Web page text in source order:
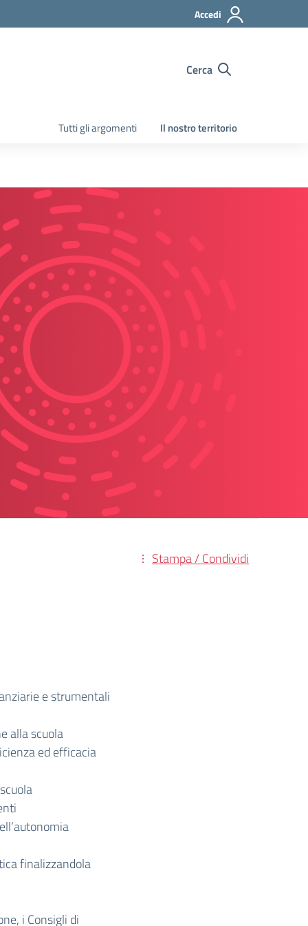
Accedi
Cerca
Tutti gli argomenti Il nostro territorio
Stampa / Condividi
e strumentali
alla scuola
ed efficacia
finalizzandola
i Consigli di